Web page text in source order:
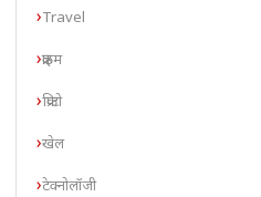
Travel
क्राइम
क्रिप्टो
खेल
टेक्नोलॉजी